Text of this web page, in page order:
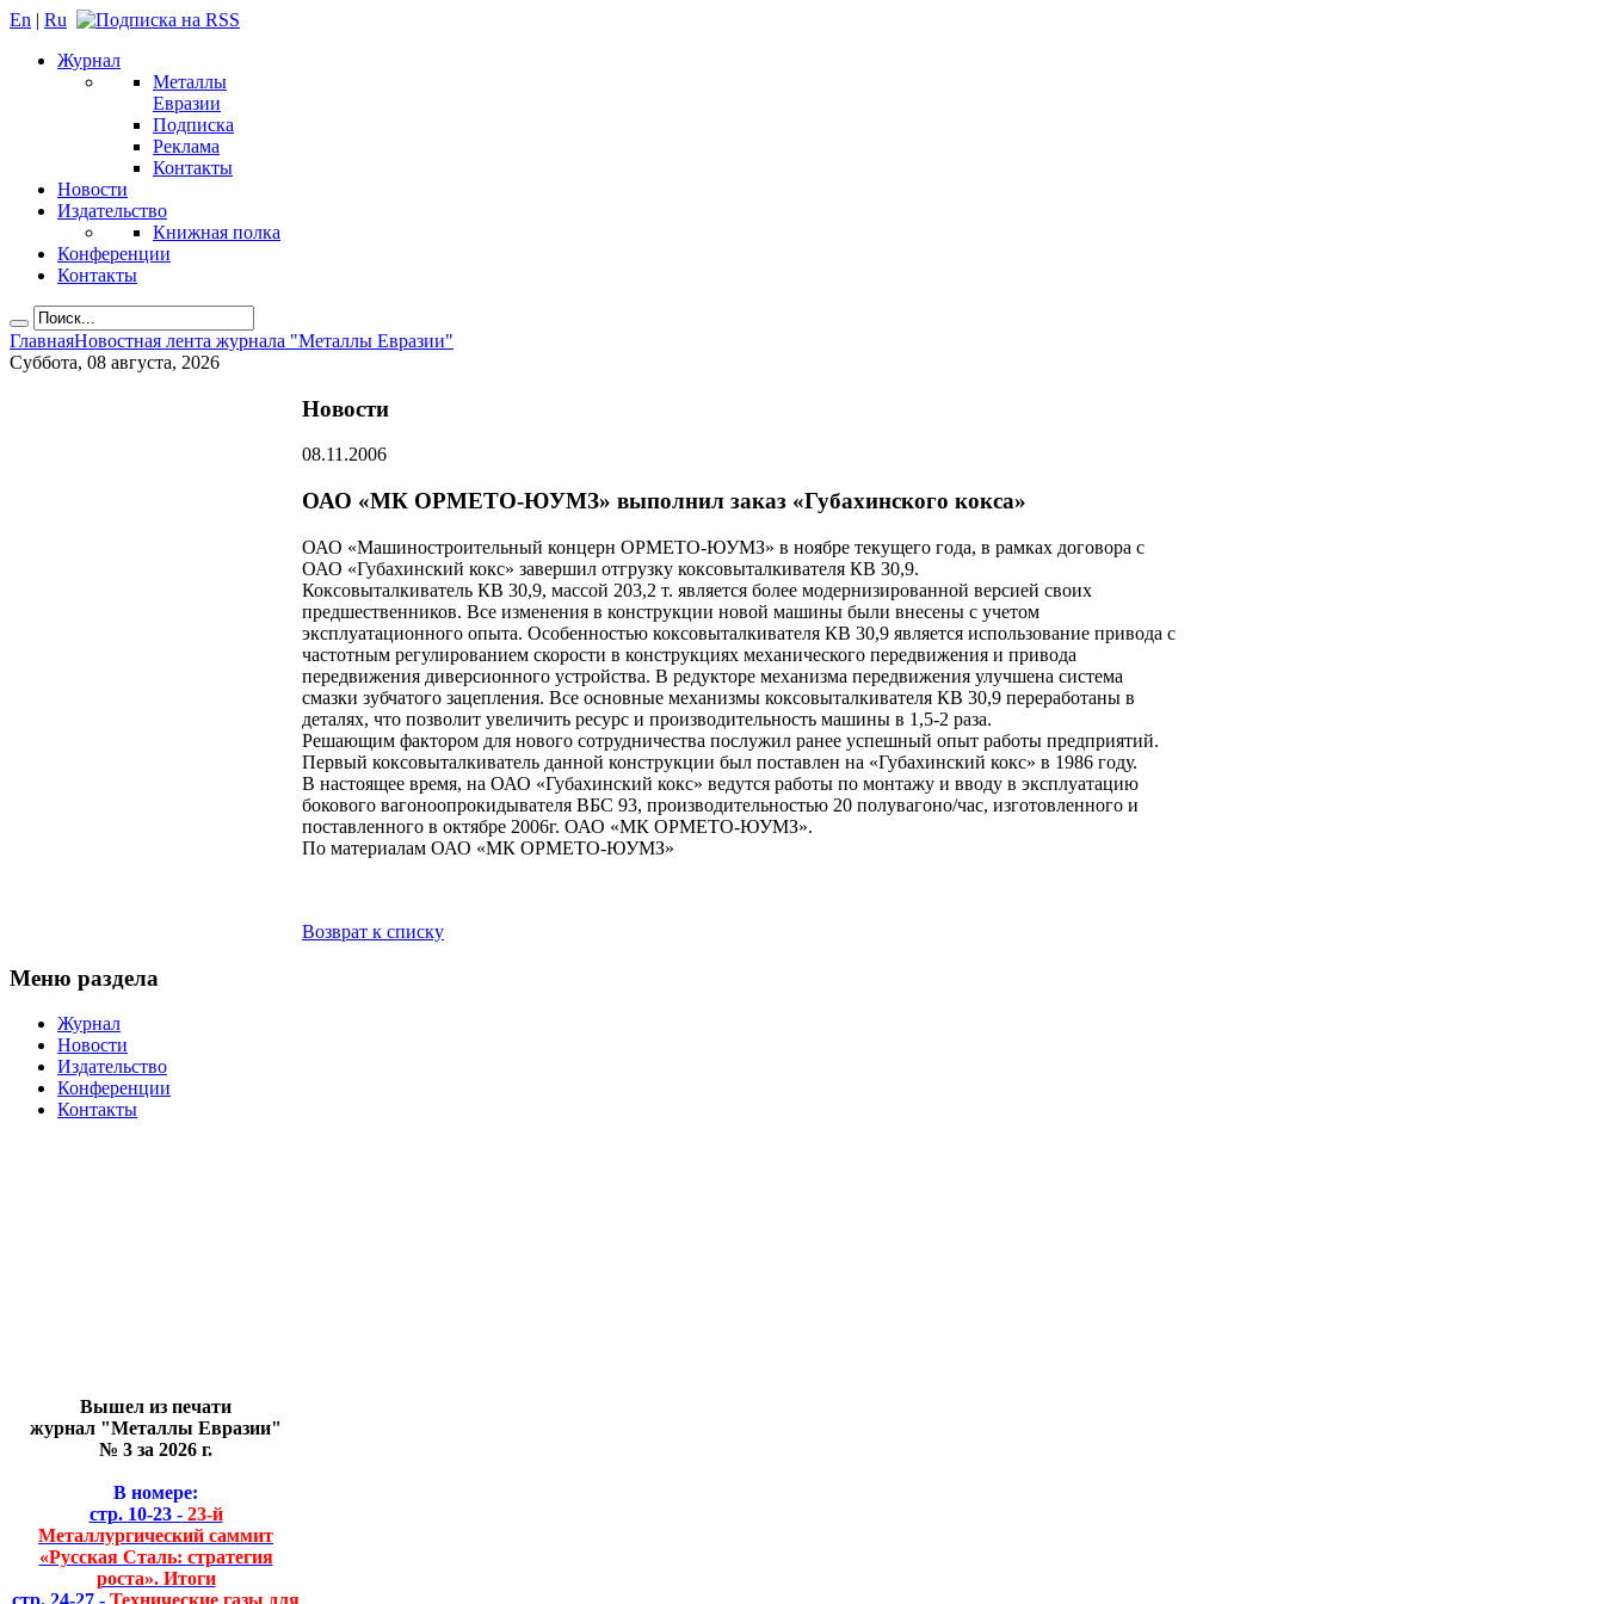
En | Ru
Журнал
Металлы
Евразии
Подписка
Реклама
Контакты
Новости
Издательство
Книжная полка
Конференции
Контакты
ГлавнаяНовостная лента журнала "Металлы Евразии"
Суббота, 08 августа, 2026
Новости
08.11.2006
ОАО «МК ОРМЕТО-ЮУМЗ» выполнил заказ «Губахинского кокса»
ОАО «Машиностроительный концерн ОРМЕТО-ЮУМЗ» в ноябре текущего года, в рамках договора с
ОАО «Губахинский кокс» завершил отгрузку коксовыталкивателя КВ 30,9.
Коксовыталкиватель КВ 30,9, массой 203,2 т. является более модернизированной версией своих
предшественников. Все изменения в конструкции новой машины были внесены с учетом
эксплуатационного опыта. Особенностью коксовыталкивателя КВ 30,9 является использование привода с
частотным регулированием скорости в конструкциях механического передвижения и привода
передвижения диверсионного устройства. В редукторе механизма передвижения улучшена система
смазки зубчатого зацепления. Все основные механизмы коксовыталкивателя КВ 30,9 переработаны в
деталях, что позволит увеличить ресурс и производительность машины в 1,5-2 раза.
Решающим фактором для нового сотрудничества послужил ранее успешный опыт работы предприятий.
Первый коксовыталкиватель данной конструкции был поставлен на «Губахинский кокс» в 1986 году.
В настоящее время, на ОАО «Губахинский кокс» ведутся работы по монтажу и вводу в эксплуатацию
бокового вагоноопрокидывателя ВБС 93, производительностью 20 полувагоно/час, изготовленного и
поставленного в октябре 2006г. ОАО «МК ОРМЕТО-ЮУМЗ».
По материалам ОАО «МК ОРМЕТО-ЮУМЗ»
Возврат к списку
Меню раздела
Журнал
Новости
Издательство
Конференции
Контакты
Вышел из печати
журнал "Металлы Евразии"
№ 3 за 2026 г.
В номере:
стр. 10-23 -23-й
Металлургический саммит
«Русская Сталь: стратегия
роста». Итоги